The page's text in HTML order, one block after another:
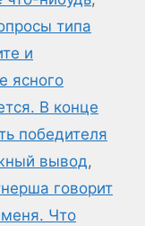
типа
и
ясного
В конце
победителя
вывод,
говорит
меня. Что